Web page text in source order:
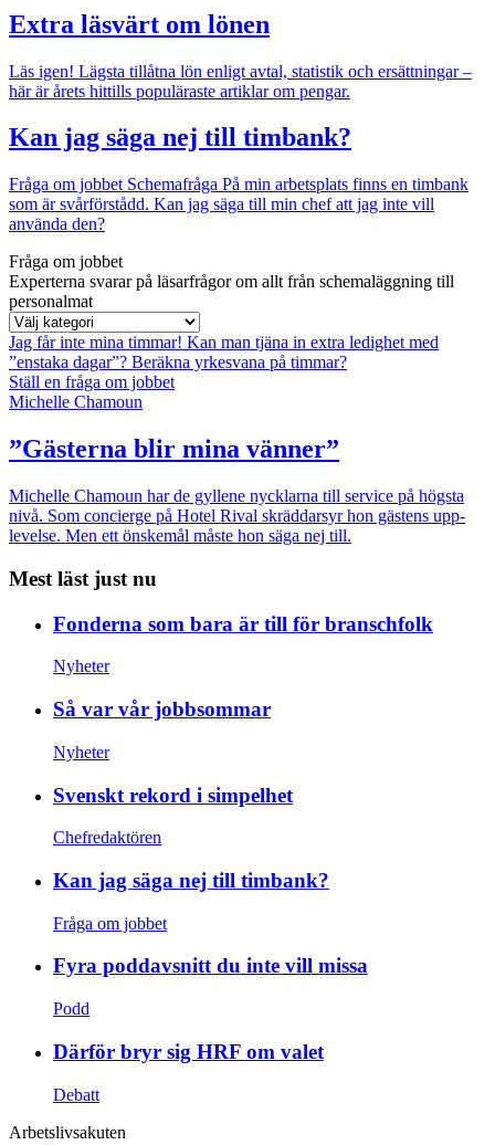
Extra läsvärt om lönen
Läs igen! Lägsta tillåtna lön enligt avtal, statistik och ersättningar –
här är årets hittills populäraste artiklar om pengar.
Kan jag säga nej till timbank?
Fråga om jobbet Schemafråga På min arbetsplats finns en timbank
som är svårförstådd. Kan jag säga till min chef att jag inte vill
använda den?
Fråga om jobbet
Experterna svarar på läsarfrågor om allt från schemaläggning till
personalmat
Jag får inte mina timmar! Kan man tjäna in extra ledighet med
”enstaka dagar”? Beräkna yrkesvana på timmar?
Ställ en fråga om jobbet
Michelle Chamoun
”Gästerna blir mina vänner”
Michelle Chamoun har de gyllene nycklarna till service på högsta
nivå. Som concierge på Hotel Rival skräddarsyr hon gästens upp­
levelse. Men ett önskemål måste hon säga nej till.
Mest läst just nu
Fonderna som bara är till för branschfolk
Nyheter
Så var vår jobbsommar
Nyheter
Svenskt rekord i simpelhet
Chefredaktören
Kan jag säga nej till timbank?
Fråga om jobbet
Fyra poddavsnitt du inte vill missa
Podd
Därför bryr sig HRF om valet
Debatt
Arbetslivsakuten